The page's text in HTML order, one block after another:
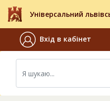
Універсальний
Вхід в кабінет